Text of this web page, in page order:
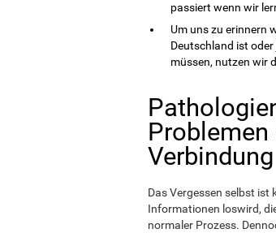
passiert wenn wir
Um uns zu erinnern
Deutschland ist
müssen, nutzen wir
Das Vergessen selbst ist
Informationen loswird,
normaler Prozess.